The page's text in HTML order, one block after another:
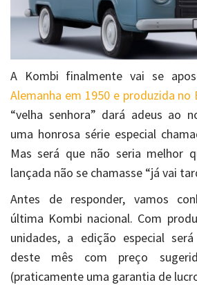
A Kombi finalmente vai se
Alemanha em 1950 e produzida no
“velha senhora” dará adeus ao
uma honrosa série especial
Mas será que não seria melhor
lançada não se chamasse “já vai
Antes de responder, vamos
última Kombi nacional. Com
unidades, a edição especial
deste mês com preço
(praticamente uma garantia de